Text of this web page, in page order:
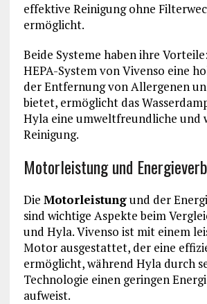
effektive Reinigung ohne
ermöglicht.
Beide Systeme haben ihre
HEPA-System von Vivenso eine
der Entfernung von Allergenen
bietet, ermöglicht das
Hyla eine umweltfreundliche und
Reinigung.
Motorleistung und
Die Motorleistungund der
sind wichtige Aspekte beim
und Hyla. Vivenso ist mit einem
Motor ausgestattet, der eine
ermöglicht, während Hyla durch
Technologie einen geringen
aufweist.